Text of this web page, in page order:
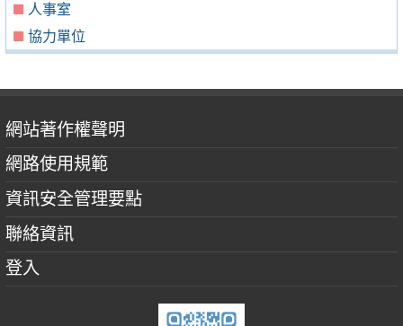
人事室
協力單位
網站著作權聲明
網路使用規範
資訊安全管理要點
聯絡資訊
登入